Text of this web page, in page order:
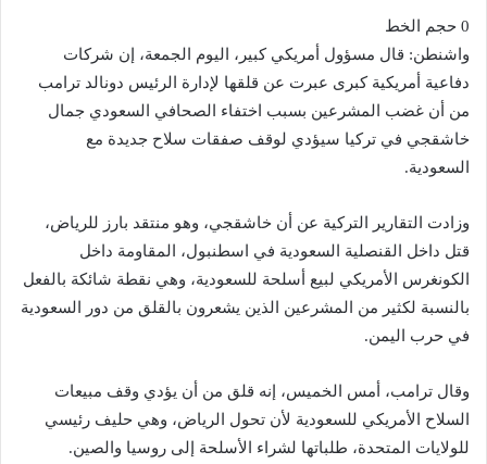
0 حجم الخط
واشنطن: قال مسؤول أمريكي كبير، اليوم الجمعة، إن شركات
دفاعية أمريكية كبرى عبرت عن قلقها لإدارة الرئيس دونالد ترامب
من أن غضب المشرعين بسبب اختفاء الصحافي السعودي جمال
خاشقجي في تركيا سيؤدي لوقف صفقات سلاح جديدة مع
السعودية.
وزادت التقارير التركية عن أن خاشقجي، وهو منتقد بارز للرياض،
قتل داخل القنصلية السعودية في اسطنبول، المقاومة داخل
الكونغرس الأمريكي لبيع أسلحة للسعودية، وهي نقطة شائكة بالفعل
بالنسبة لكثير من المشرعين الذين يشعرون بالقلق من دور السعودية
في حرب اليمن.
وقال ترامب، أمس الخميس، إنه قلق من أن يؤدي وقف مبيعات
السلاح الأمريكي للسعودية لأن تحول الرياض، وهي حليف رئيسي
للولايات المتحدة، طلباتها لشراء الأسلحة إلى روسيا والصين.